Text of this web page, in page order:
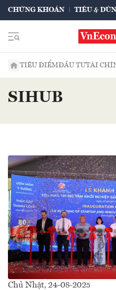
CHỨNG KHOÁN TIÊU &
TIÊU ĐIỂMĐẦU TƯTÀI
SIHUB
Chủ Nhật, 24-08-2025